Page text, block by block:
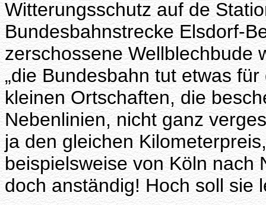
Witterungsschutz auf de
Bundesbahnstrecke Elsdorf-
zerschossene Wellblechbude
„die Bundesbahn tut etwas
kleinen Ortschaften, die
Nebenlinien, nicht ganz
ja den gleichen
beispielsweise von Köln nach
doch anständig! Hoch soll sie